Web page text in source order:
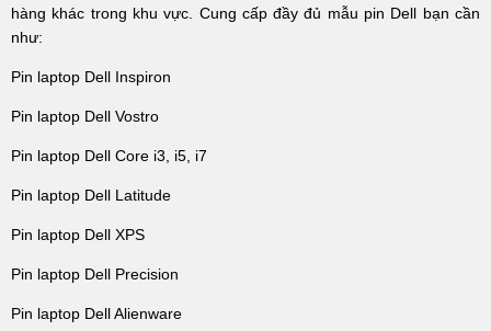
hàng khác trong khu vực. Cung cấp đầy đủ mẫu pin Dell bạn cần
như:
Pin laptop Dell Inspiron
Pin laptop Dell Vostro
Pin laptop Dell Core i3 , i5, i7
Pin laptop Dell Latitude
Pin laptop Dell XPS
Pin laptop Dell Precision
Pin laptop Dell Alienware